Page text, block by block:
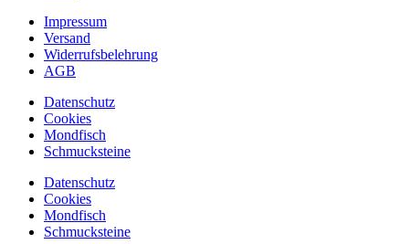
Impressum
Versand
Widerrufsbelehrung
AGB
Datenschutz
Cookies
Mondfisch
Schmucksteine
Datenschutz
Cookies
Mondfisch
Schmucksteine